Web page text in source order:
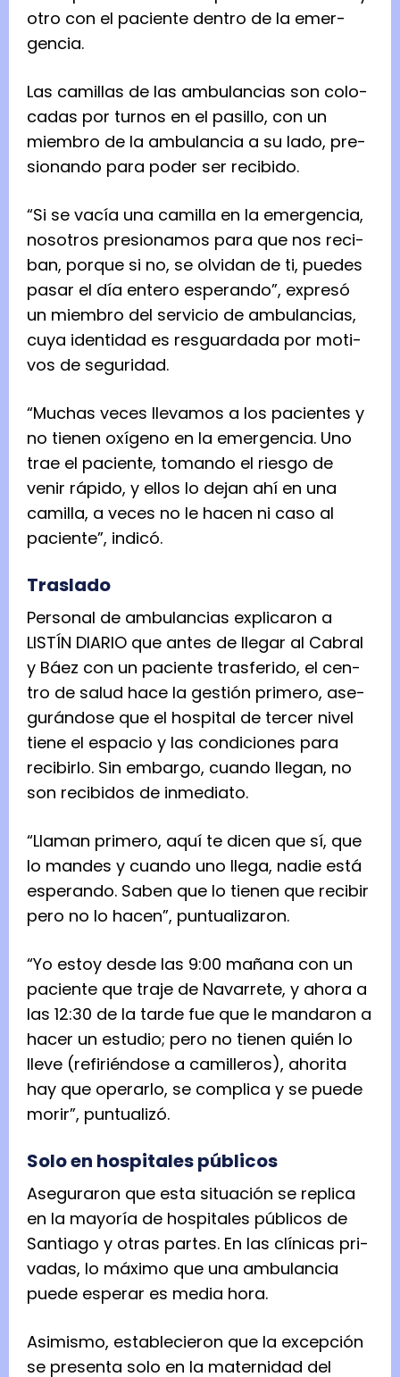
otro con el paciente den­tro de la emer­
gen­cia.
Las cami­llas de las ambu­lan­cias son colo­
ca­das por tur­nos en el pasi­llo, con un
miem­bro de la ambu­lan­cia a su lado, pre­
sio­nando para poder ser reci­bido.
“Si se vacía una cami­lla en la emer­gen­cia,
noso­tros pre­sio­na­mos para que nos reci­
ban, por­que si no, se olvi­dan de ti, pue­des
pasar el día entero espe­rando”, expresó
un miem­bro del ser­vi­cio de ambu­lan­cias,
cuya iden­ti­dad es res­guar­dada por moti­
vos de segu­ri­dad.
“Muchas veces lle­va­mos a los pacien­tes y
no tie­nen oxí­geno en la emer­gen­cia. Uno
trae el paciente, tomando el riesgo de
venir rápido, y ellos lo dejan ahí en una
cami­lla, a veces no le hacen ni caso al
paciente”, indicó.
Tras­lado
Per­so­nal de ambu­lan­cias expli­ca­ron a
LISTÍN DIARIO que antes de lle­gar al Cabral
y Báez con un paciente tras­fe­rido, el cen­
tro de salud hace la ges­tión pri­mero, ase­
gu­rán­dose que el hos­pi­tal de ter­cer nivel
tiene el espa­cio y las con­di­cio­nes para
reci­birlo. Sin embargo, cuando lle­gan, no
son reci­bi­dos de inme­diato.
“Lla­man pri­mero, aquí te dicen que sí, que
lo man­des y cuando uno llega, nadie está
espe­rando. Saben que lo tie­nen que reci­bir
pero no lo hacen”, pun­tua­li­za­ron.
“Yo estoy desde las 9:00 mañana con un
paciente que traje de Nava­rrete, y ahora a
las 12:30 de la tarde fue que le man­da­ron a
hacer un estu­dio; pero no tie­nen quién lo
lleve (refi­rién­dose a cami­lle­ros), aho­rita
hay que ope­rarlo, se com­plica y se puede
morir”, pun­tua­lizó.
Solo en hos­pi­ta­les públi­cos
Ase­gu­ra­ron que esta situa­ción se replica
en la mayo­ría de hos­pi­ta­les públi­cos de
San­tiago y otras par­tes. En las clí­ni­cas pri­
va­das, lo máximo que una ambu­lan­cia
puede espe­rar es media hora.
Asi­mismo, esta­ble­cie­ron que la excep­ción
se pre­senta solo en la mater­ni­dad del